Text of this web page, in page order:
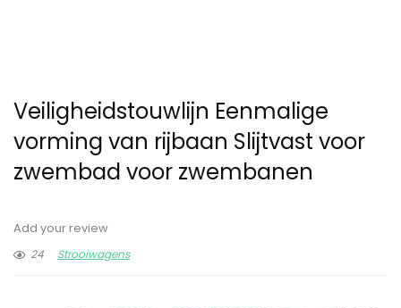
Veiligheidstouwlijn Eenmalige
vorming van rijbaan Slijtvast voor
zwembad voor zwembanen
Add your review
24
Strooiwagens